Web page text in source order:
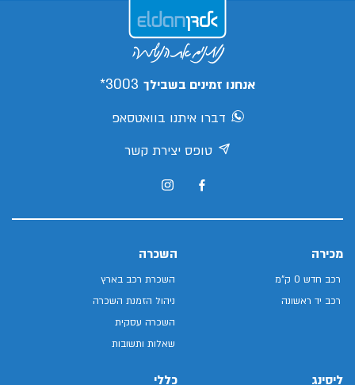
אנחנו זמינים בשבילך 3003*
דברו איתנו בוואטסאפ
טופס יצירת קשר
מכירה
רכב חדש 0 ק"מ
רכב יד ראשונה
השכרה
השכרת רכב בארץ
ניהול הזמנת השכרה
השכרה עסקית
שאלות ותשובות
ליסינג כללי